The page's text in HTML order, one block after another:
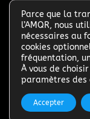
Parce que la
l’AMQR, nous
nécessaires au
cookies
fréquentation,
À vous de
paramètres des
Accepter